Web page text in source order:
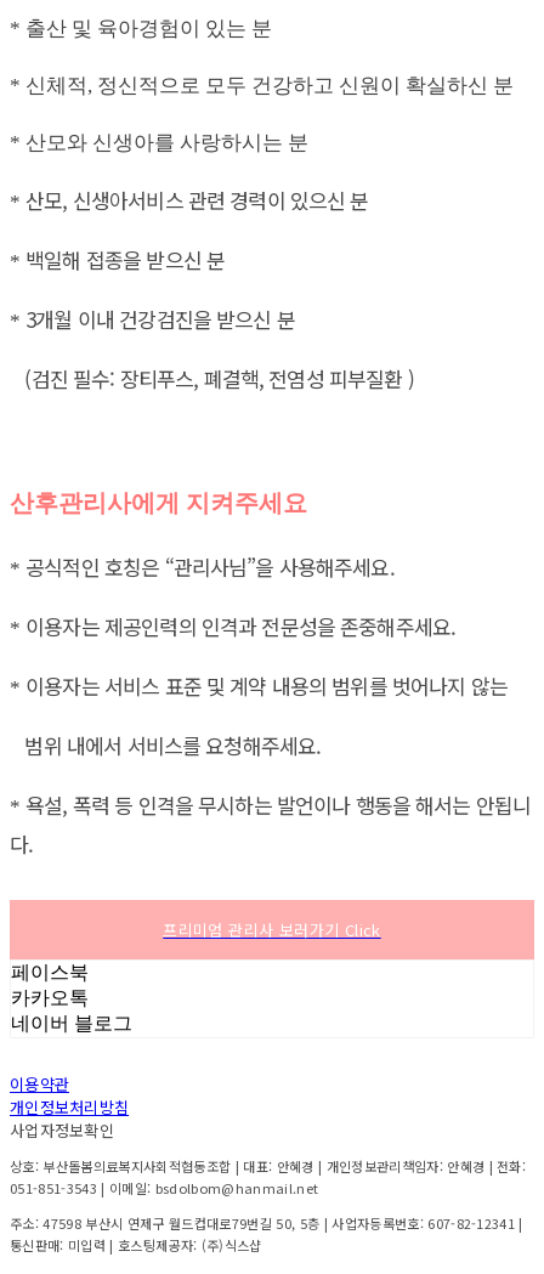
* 출산 및 육아경험이 있는 분
* 신체적, 정신적으로 모두 건강하고 신원이 확실하신 분
* 산모와 신생아를 사랑하시는 분
* 산모, 신생아서비스 관련 경력이 있으신 분
* 백일해 접종을 받으신 분
* 3개월 이내 건강검진을 받으신 분
(검진 필수: 장티푸스, 폐결핵, 전염성 피부질환 )
산후관리사에게 지켜주세요
* 공식적인 호칭은 “관리사님”을 사용해주세요.
* 이용자는 제공인력의 인격과 전문성을 존중해주세요.
* 이용자는 서비스 표준 및 계약 내용의 범위를 벗어나지 않는
범위 내에서 서비스를 요청해주세요.
* 욕설, 폭력 등 인격을 무시하는 발언이나 행동을 해서는 안됩니
다.
프리미엄 관리사 보러가기 Click
페이스북
카카오톡
네이버 블로그
이용약관
개인정보처리방침
사업자정보확인
상호: 부산돌봄의료복지사회적협동조합 | 대표: 안혜경 | 개인정보관리책임자: 안혜경 | 전화:
051-851-3543 | 이메일: bsdolbom@hanmail.net
주소: 47598 부산시 연제구 월드컵대로79번길 50, 5층 | 사업자등록번호: 607-82-12341 |
통신판매: 미입력 | 호스팅제공자: (주)식스샵